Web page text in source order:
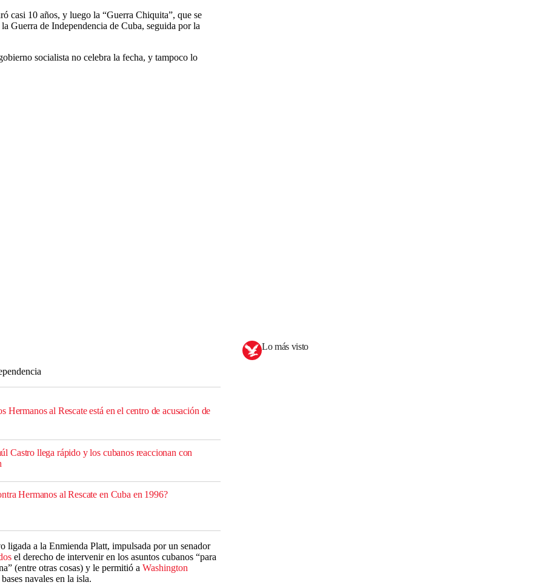
casi 10 años, y luego la “Guerra Chiquita”, que se
Guerra de Independencia de Cuba, seguida por la
socialista no celebra la fecha, y tampoco lo
Hermanos al Rescate está en el centro de acusación de
Castro llega rápido y los cubanos reaccionan con
Hermanos al Rescate en Cuba en 1996?
ligada a la Enmienda Platt, impulsada por un senador
el derecho de intervenir en los asuntos cubanos “para
(entre otras cosas) y le permitió a Washington
navales en la isla.
Lo más visto